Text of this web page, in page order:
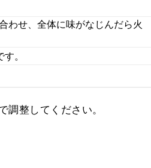
わせ、全体に味がなじんだら火
。
調整してください。